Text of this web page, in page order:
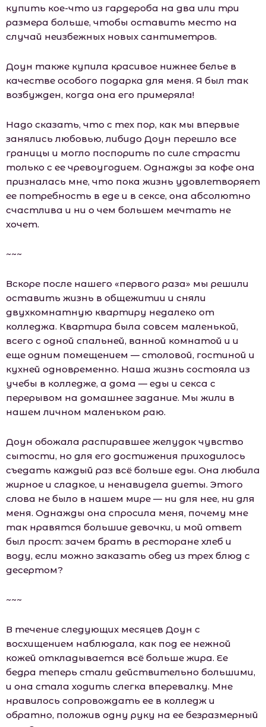
купить кое-что из гардероба на два или три
размера больше, чтобы оставить место на
случай неизбежных новых сантиметров.
Доун также купила красивое нижнее белье в
качестве особого подарка для меня. Я был так
возбужден, когда она его примеряла!
Надо сказать, что с тех пор, как мы впервые
занялись любовью, либидо Доун перешло все
границы и могло поспорить по силе страсти
только с ее чревоугодием. Однажды за кофе она
призналась мне, что пока жизнь удовлетворяет
ее потребность в еде и в сексе, она абсолютно
счастлива и ни о чем большем мечтать не
хочет.
~~~
Вскоре после нашего «первого раза» мы решили
оставить жизнь в общежитии и сняли
двухкомнатную квартиру недалеко от
колледжа. Квартира была совсем маленькой,
всего с одной спальней, ванной комнатой и и
еще одним помещением — столовой, гостиной и
кухней одновременно. Наша жизнь состояла из
учебы в колледже, а дома — еды и секса с
перерывом на домашнее задание. Мы жили в
нашем личном маленьком раю.
Доун обожала распиравшее желудок чувство
сытости, но для его достижения приходилось
съедать каждый раз всё больше еды. Она любила
жирное и сладкое, и ненавидела диеты. Этого
слова не было в нашем мире — ни для нее, ни для
меня. Однажды она спросила меня, почему мне
так нравятся большие девочки, и мой ответ
был прост: зачем брать в ресторане хлеб и
воду, если можно заказать обед из трех блюд с
десертом?
~~~
В течение следующих месяцев Доун с
восхищением наблюдала, как под ее нежной
кожей откладывается всё больше жира. Ее
бедра теперь стали действительно большими,
и она стала ходить слегка вперевалку. Мне
нравилось сопровождать ее в колледж и
обратно, положив одну руку на ее безразмерный